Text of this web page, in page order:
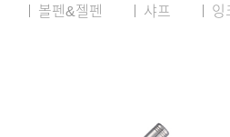
볼펜&젤펜 샤프 잉